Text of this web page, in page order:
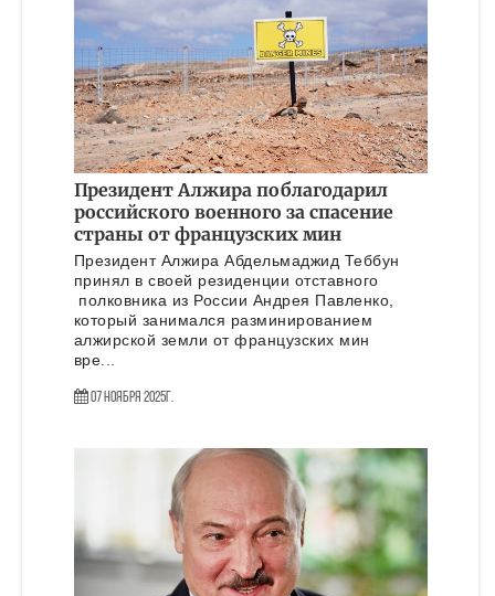
Президент Алжира поблагодарил
российского военного за спасение
страны от французских мин
Президент Алжира Абдельмаджид Теббун
принял в своей резиденции отставного
полковника из России Андрея Павленко,
который занимался разминированием
алжирской земли от французских мин
вре...
07 Ноября 2025г.